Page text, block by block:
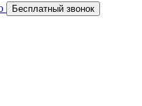
Бесплатный звонок